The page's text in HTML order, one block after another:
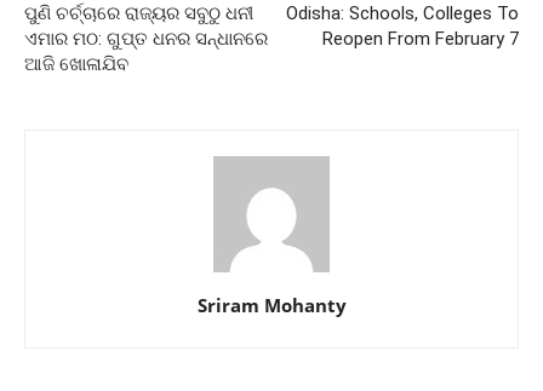
ପୁଣି ଚର୍ଚ୍ଚାରେ ରାଜ୍ୟର ସବୁଠୁ ଧନୀ
ଏମାର ମଠ: ଗୁପ୍ତ ଧନର ସନ୍ଧାନରେ
ଆଜି ଖୋଳାଯିବ
Odisha: Schools, Colleges To
Reopen From February 7
Sriram Mohanty